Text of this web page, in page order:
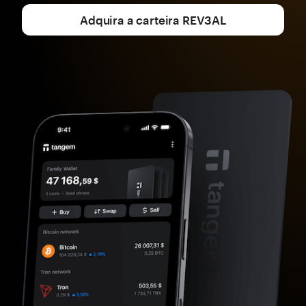
Adquira a carteira REV3AL